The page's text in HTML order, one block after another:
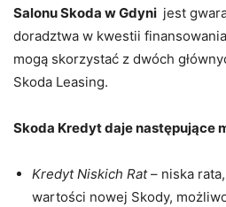
Salonu Skoda w Gdyni jest
doradztwa w kwestii
mogą skorzystać z dwóch
Skoda Leasing.
Skoda Kredyt daje następujące
Kredyt Niskich Rat– niska rata,
wartości nowej Skody,